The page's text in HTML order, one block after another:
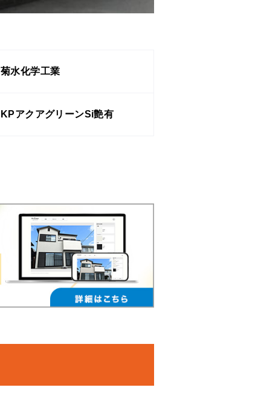
菊水化学工業
KPアクアグリーンSi艶有